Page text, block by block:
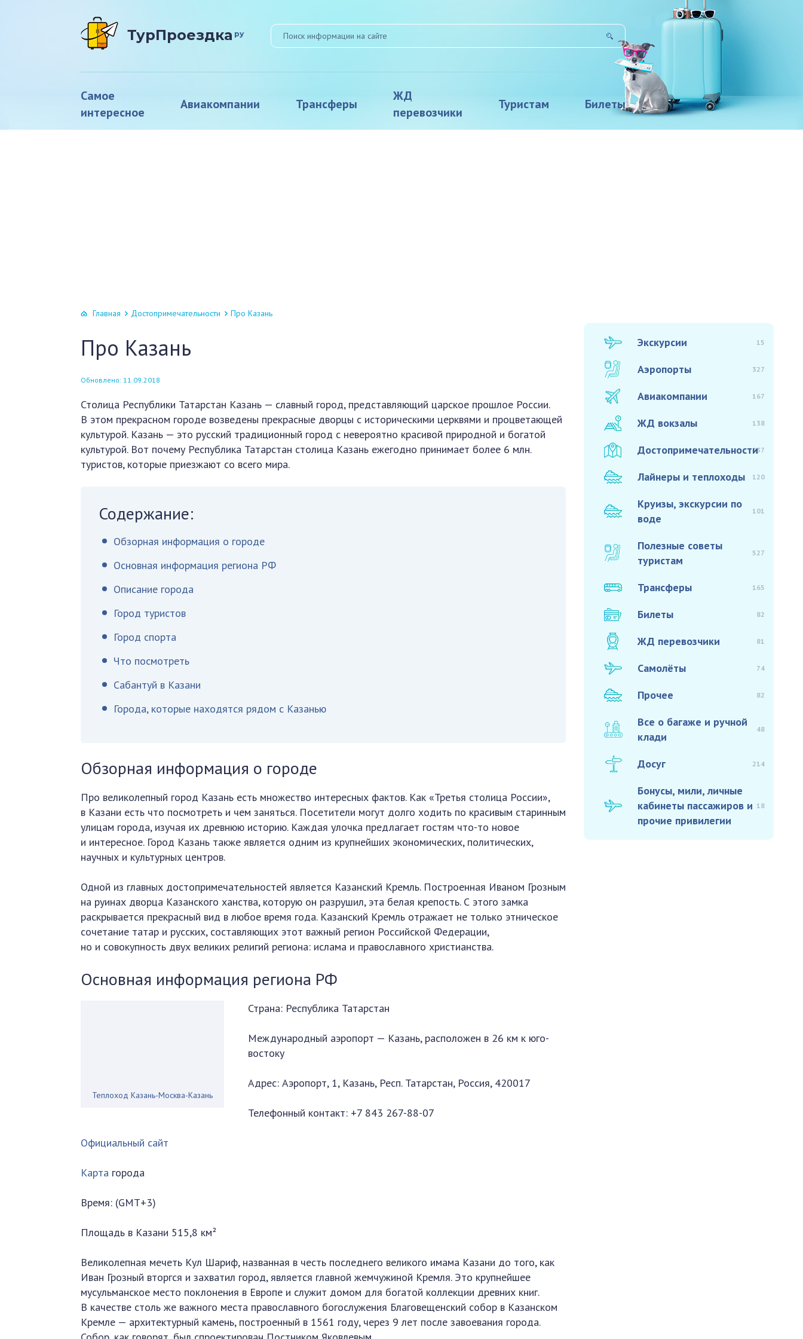
ТурПроездка ру
Самое
интересное
Авиакомпании Трансферы
ЖД
перевозчики
Туристам Билеты
Главная Достопримечательности Про Казань
Про Казань
Обновлено: 11.09.2018
Столица Республики Татарстан Казань — славный город, представляющий царское прошлое России.
В этом прекрасном городе возведены прекрасные дворцы с историческими церквями и процветающей
культурой. Казань — это русский традиционный город с невероятно красивой природной и богатой
культурой. Вот почему Республика Татарстан столица Казань ежегодно принимает более 6 млн.
туристов, которые приезжают со всего мира.
Содержание:
Обзорная информация о городе
Основная информация региона РФ
Описание города
Город туристов
Город спорта
Что посмотреть
Сабантуй в Казани
Города, которые находятся рядом с Казанью
Обзорная информация о городе
Про великолепный город Казань есть множество интересных фактов. Как «Третья столица России»,
в Казани есть что посмотреть и чем заняться. Посетители могут долго ходить по красивым старинным
улицам города, изучая их древнюю историю. Каждая улочка предлагает гостям что-то новое
и интересное. Город Казань также является одним из крупнейших экономических, политических,
научных и культурных центров.
Одной из главных достопримечательностей является Казанский Кремль. Построенная Иваном Грозным
на руинах дворца Казанского ханства, которую он разрушил, эта белая крепость. С этого замка
раскрывается прекрасный вид в любое время года. Казанский Кремль отражает не только этническое
сочетание татар и русских, составляющих этот важный регион Российской Федерации,
но и совокупность двух великих религий региона: ислама и православного христианства.
Основная информация региона РФ
Теплоход Казань-Москва-Казань
Страна: Республика Татарстан
Международный аэропорт — Казань, расположен в 26 км к юго-
востоку
Адрес: Аэропорт, 1, Казань, Респ. Татарстан, Россия, 420017
Телефонный контакт: +7 843 267-88-07
Официальный сайт
Карта города
Время: (GMT+3)
Площадь в Казани 515,8 км²
Великолепная мечеть Кул Шариф, названная в честь последнего великого имама Казани до того, как
Иван Грозный вторгся и захватил город, является главной жемчужиной Кремля. Это крупнейшее
мусульманское место поклонения в Европе и служит домом для богатой коллекции древних книг.
В качестве столь же важного места православного богослужения Благовещенский собор в Казанском
Кремле — архитектурный камень, построенный в 1561 году, через 9 лет после завоевания города.
Экскурсии 15
Аэропорты 327
Авиакомпании 167
ЖД вокзалы 138
Достопримечательности937
Лайнеры и теплоходы 120
Круизы, экскурсии по
воде
101
Полезные советы
туристам
527
Трансферы 165
Билеты 82
ЖД перевозчики 81
Самолёты 74
Прочее 82
Все о багаже и ручной
клади
48
Досуг 214
Бонусы, мили, личные
кабинеты пассажиров и
прочие привилегии
18